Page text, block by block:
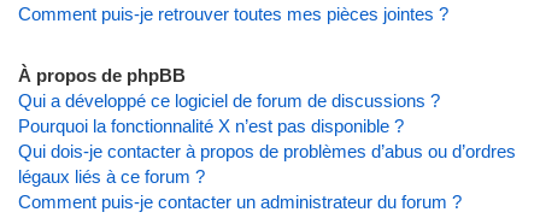
Comment puis-je retrouver toutes mes pièces jointes ?
À propos de phpBB
Qui a développé ce logiciel de forum de discussions ?
Pourquoi la fonctionnalité X n’est pas disponible ?
Qui dois-je contacter à propos de problèmes d’abus ou d’ordres
légaux liés à ce forum ?
Comment puis-je contacter un administrateur du forum ?